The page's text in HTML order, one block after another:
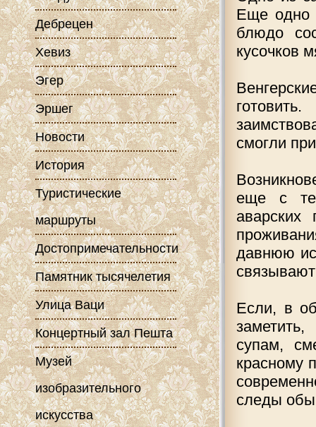
Еще одно
блюдо
кусочков
смогли
еще с
давнюю
Если, в
супам,
красному
следы
Дебрецен
Хевиз
Эгер
Эршег
Новости
История
Туристические
маршруты
Достопримечательности
Памятник тысячелетия
Улица Ваци
Концертный зал Пешта
Музей
изобразительного
искусства